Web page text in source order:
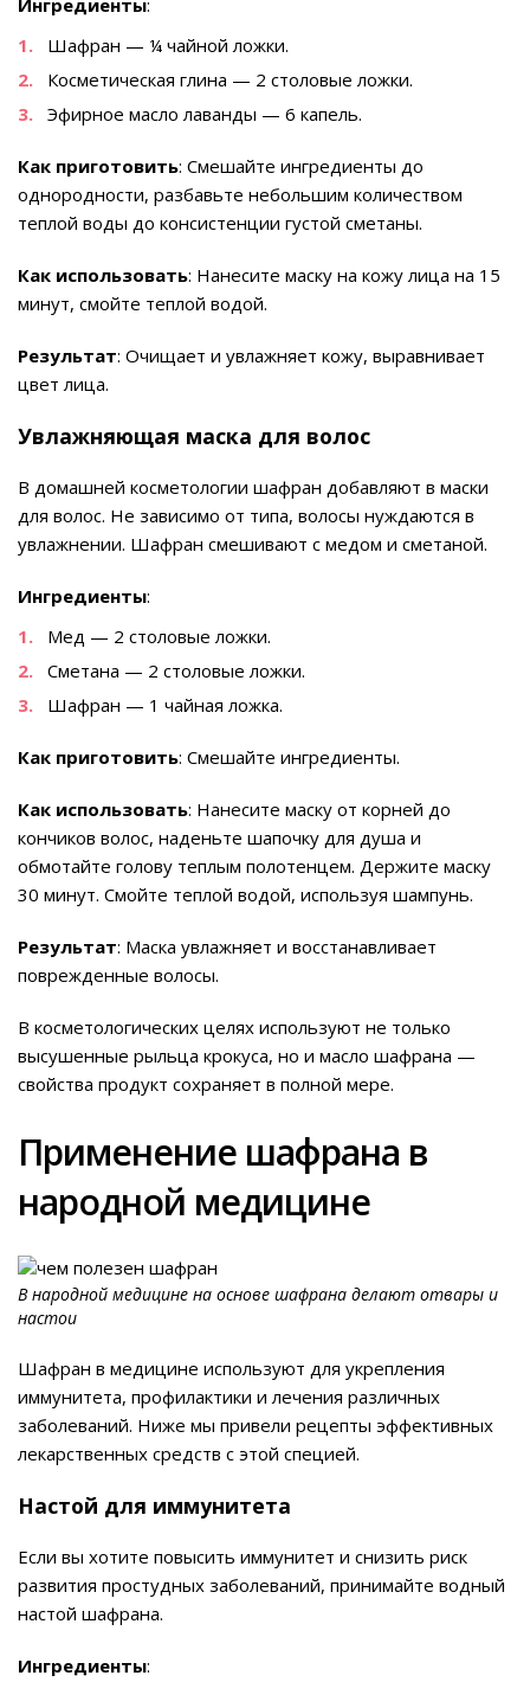
Ингредиенты:
Шафран — ¼ чайной ложки.
Косметическая глина — 2 столовые ложки.
Эфирное масло лаванды — 6 капель.
Как приготовить: Смешайте ингредиенты до
однородности, разбавьте небольшим количеством
теплой воды до консистенции густой сметаны.
Как использовать: Нанесите маску на кожу лица на 15
минут, смойте теплой водой.
Результат: Очищает и увлажняет кожу, выравнивает
цвет лица.
Увлажняющая маска для волос
В домашней косметологии шафран добавляют в маски
для волос. Не зависимо от типа, волосы нуждаются в
увлажнении. Шафран смешивают с медом и сметаной.
Ингредиенты:
Мед — 2 столовые ложки.
Сметана — 2 столовые ложки.
Шафран — 1 чайная ложка.
Как приготовить: Смешайте ингредиенты.
Как использовать: Нанесите маску от корней до
кончиков волос, наденьте шапочку для душа и
обмотайте голову теплым полотенцем. Держите маску
30 минут. Смойте теплой водой, используя шампунь.
Результат: Маска увлажняет и восстанавливает
поврежденные волосы.
В косметологических целях используют не только
высушенные рыльца крокуса, но и масло шафрана —
свойства продукт сохраняет в полной мере.
Применение шафрана в
народной медицине
В народной медицине на основе шафрана делают отвары и
настои
Шафран в медицине используют для укрепления
иммунитета, профилактики и лечения различных
заболеваний. Ниже мы привели рецепты эффективных
лекарственных средств с этой специей.
Настой для иммунитета
Если вы хотите повысить иммунитет и снизить риск
развития простудных заболеваний, принимайте водный
настой шафрана.
Ингредиенты: